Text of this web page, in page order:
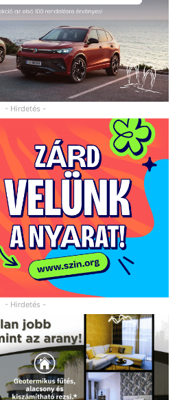
- Hirdetés -
- Hirdetés -